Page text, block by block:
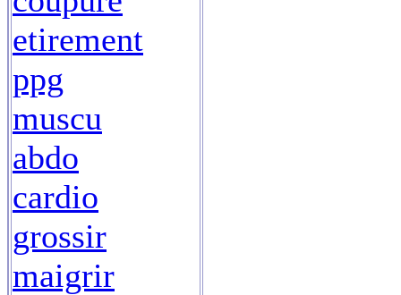
etirement
ppg
muscu
abdo
cardio
grossir
maigrir